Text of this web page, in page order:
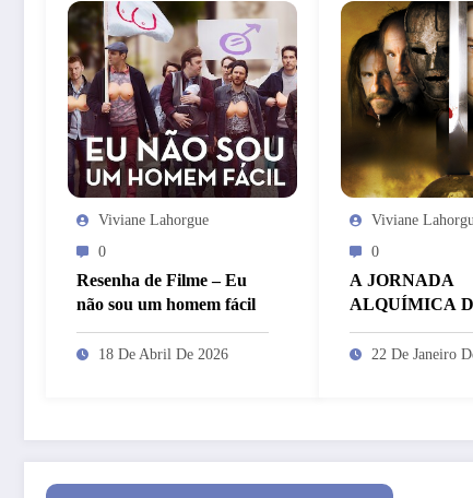
Viviane Lahorgue
0
Resenha de Filme – Eu
não sou um homem fácil
18 De Abril De 2026
Viviane
0
A JORNADA
ALQUÍMICA
HOMEM DA
MÁSCARA DE
22 De Janeiro